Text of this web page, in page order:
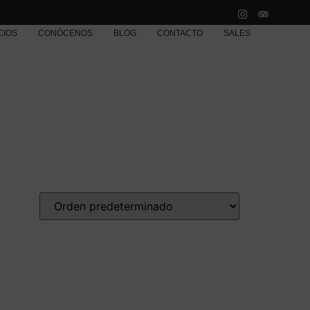
CONÓCENOS BLOG CONTACTO SALES